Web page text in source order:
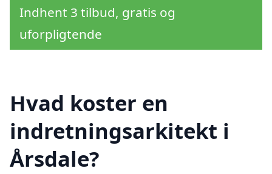
Indhent 3 tilbud, gratis og
uforpligtende
Hvad koster en
indretningsarkitekt i
Årsdale?